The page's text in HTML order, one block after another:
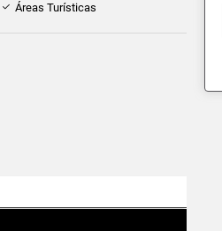
Áreas Turísticas